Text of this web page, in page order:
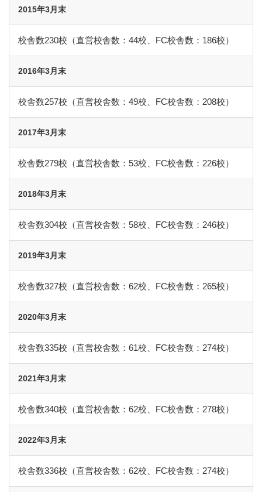
2015年3月末
校舎数230校（直営校舎数：44校、FC校舎数：186校）
2016年3月末
校舎数257校（直営校舎数：49校、FC校舎数：208校）
2017年3月末
校舎数279校（直営校舎数：53校、FC校舎数：226校）
2018年3月末
校舎数304校（直営校舎数：58校、FC校舎数：246校）
2019年3月末
校舎数327校（直営校舎数：62校、FC校舎数：265校）
2020年3月末
校舎数335校（直営校舎数：61校、FC校舎数：274校）
2021年3月末
校舎数340校（直営校舎数：62校、FC校舎数：278校）
2022年3月末
校舎数336校（直営校舎数：62校、FC校舎数：274校）